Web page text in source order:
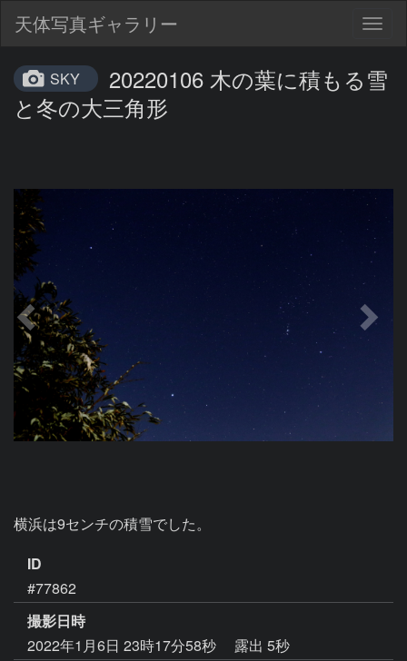
天体写真ギャラリー
SKY
20220106 木の葉に積もる雪
と冬の大三角形
横浜は9センチの積雪でした。
ID
#77862
撮影日時
2022年1月6日 23時17分58秒
露出 5秒